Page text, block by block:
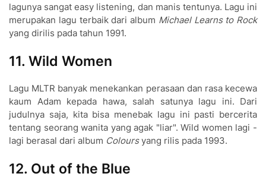
lagunya sangat easy listening, dan manis tentunya. Lagu ini
merupakan lagu terbaik dari album Michael Learns to Rock
yang dirilis pada tahun 1991.
11. Wild Women
Lagu MLTR banyak menekankan perasaan dan rasa kecewa
kaum Adam kepada hawa, salah satunya lagu ini. Dari
judulnya saja, kita bisa menebak lagu ini pasti bercerita
tentang seorang wanita yang agak "liar". Wild women lagi -
lagi berasal dari album Coloursyang rilis pada 1993.
12. Out of the Blue